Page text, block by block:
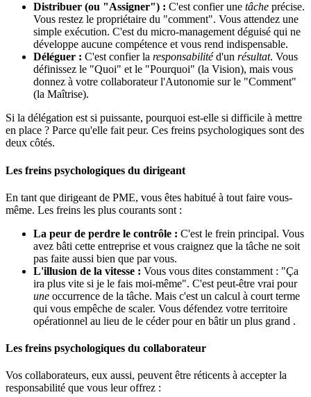
Distribuer (ou "Assigner") : C'est confier une tâche précise.
Vous restez le propriétaire du "comment". Vous attendez une
simple exécution. C'est du micro-management déguisé qui ne
développe aucune compétence et vous rend indispensable.
Déléguer : C'est confier la responsabilitéd'un résultat. Vous
définissez le "Quoi" et le "Pourquoi" (la Vision), mais vous
donnez à votre collaborateur l'Autonomie sur le "Comment"
(la Maîtrise).
Si la délégation est si puissante, pourquoi est-elle si difficile à mettre
en place ? Parce qu'elle fait peur. Ces freins psychologiques sont des
deux côtés.
Les freins psychologiques du dirigeant
En tant que dirigeant de PME, vous êtes habitué à tout faire vous-
même. Les freins les plus courants sont :
La peur de perdre le contrôle : C'est le frein principal. Vous
avez bâti cette entreprise et vous craignez que la tâche ne soit
pas faite aussi bien que par vous.
L'illusion de la vitesse : Vous vous dites constamment : "Ça
ira plus vite si je le fais moi-même". C'est peut-être vrai pour
une occurrence de la tâche. Mais c'est un calcul à court terme
qui vous empêche de scaler. Vous défendez votre territoire
opérationnel au lieu de le céder pour en bâtir un plus grand .
Les freins psychologiques du collaborateur
Vos collaborateurs, eux aussi, peuvent être réticents à accepter la
responsabilité que vous leur offrez :